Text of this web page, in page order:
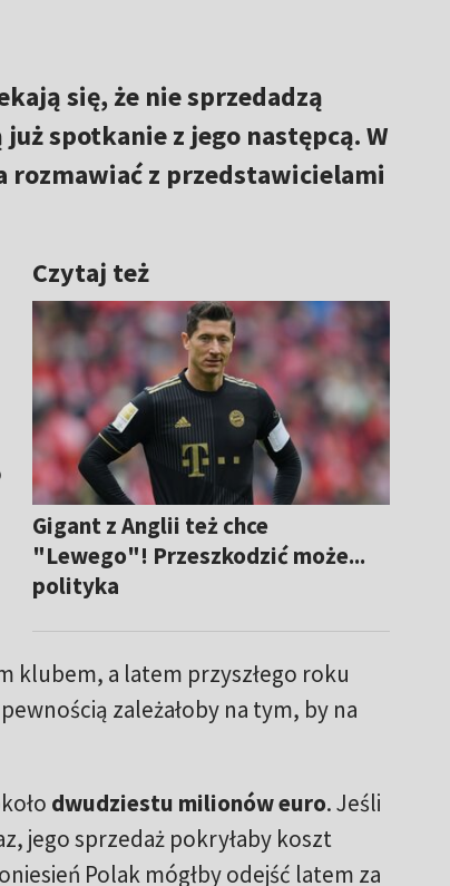
się, że nie sprzedadzą
spotkanie z jego następcą. W
rozmawiać z przedstawicielami
Czytaj też
Gigant z Anglii też chce
"Lewego"! Przeszkodzić może...
polityka
klubem, a latem przyszłego roku
zależałoby na tym, by na
dwudziestu milionów euro. Jeśli
jego sprzedaż pokryłaby koszt
Polak mógłby odejść latem za